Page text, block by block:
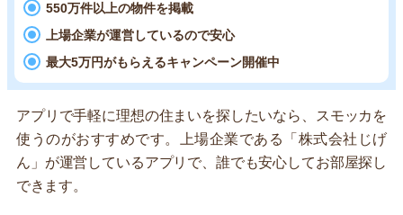
550万件以上の物件を掲載
上場企業が運営しているので安心
最大5万円がもらえるキャンペーン開催中
アプリで手軽に理想の住まいを探したいなら、スモッカを
使うのがおすすめです。上場企業である「株式会社じげ
ん」が運営しているアプリで、誰でも安心してお部屋探し
できます。